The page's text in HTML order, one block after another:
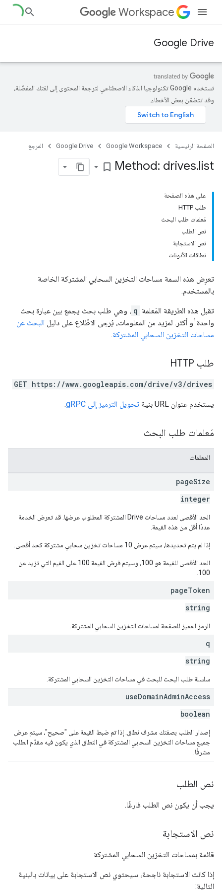
Workspace
Google Drive
تستخدم Google تكنولوجيا الذكاء الاصطناعي لترجمة المحتوى إلى لغتك المفضّلة،
وقد تتضمّن بعض الأخطاء.
الصفحة الرئيسية Google Workspace
Google Drive المرجع
Method: drives.list
bookmark_border
على هذه الصفحة
طلب HTTP
مَعلمات طلب البحث
نص الطلب
نص الاستجابة
نطاقات الأذونات
تعرِض هذه السمة مساحات التخزين السحابي المشتركة الخاصة
بالمستخدم.
تقبل هذه الطريقة المَعلمة q ، وهي طلب بحث يجمع بين عبارة بحث
واحدة أو أكثر. لمزيد من المعلومات، يُرجى الاطّلاع على دليل البحث عن
مساحات التخزين السحابي المشتركة.
طلب HTTP
GET https://www.googleapis.com/drive/v3/drives
يستخدم عنوان URL بنية تحويل الترميز إلى gRPC .
مَعلمات طلب البحث
المعلمات
pageSize
integer
الحد الأقصى لعدد مساحات Drive المشتركة المطلوب عرضها. قد تعرض الخدمة
عددًا أقل من هذه القيمة.
إذا لم يتم تحديدها، سيتم عرض 10 مساحات تخزين سحابي مشتركة كحد أقصى.
الحد الأقصى للقيمة هو 100، وسيتم فرض القيمة 100 على القيم التي تزيد عن
100.
pageToken
string
الرمز المميز للصفحة لمساحات التخزين السحابي المشتركة.
q
string
سلسلة طلب البحث للبحث في مساحات التخزين السحابي المشتركة.
useDomainAdminAccess
boolean
إصدار الطلب بصفتك مشرف نطاق. إذا تم ضبط القيمة على "صحيح"، سيتم عرض
جميع مساحات التخزين السحابي المشتركة في النطاق الذي يكون فيه مقدّم الطلب
مشرفًا.
نص الطلب
يجب أن يكون نص الطلب فارغًا.
نص الاستجابة
قائمة بمساحات التخزين السحابي المشتركة
إذا كانت الاستجابة ناجحة، سيحتوي نص الاستجابة على بيانات بالبنية
التالية: